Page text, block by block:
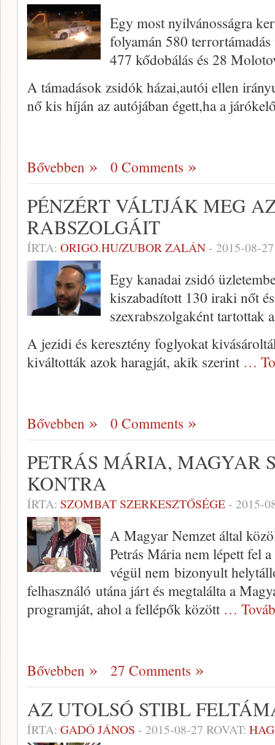
Egy most nyilvánosságra
folyamán 580
477 kődobálás és 28
A támadások zsidók házai,autói ellen
nő kis híján az autójában égett,ha a
Bővebben 0 Comments
PÉNZÉRT VÁLTJÁK MEG
RABSZOLGÁIT
ÍRTA: ORIGO.HU/ZUBOR ZALÁN- 2015-08-27
Egy kanadai zsidó
kiszabadított 130 iraki nőt
szexrabszolgaként tartottak
A jezidi és keresztény foglyokat
kiváltották azok haragját, akik szerint …
Bővebben 0 Comments
PETRÁS MÁRIA, MAGYAR
KONTRA
ÍRTA: SZOMBAT SZERKESZTŐSÉGE- 2015-
A Magyar Nemzet által
Petrás Mária nem lépett fel
végül nem bizonyult
felhasználó utána járt és megtalálta a
programját, ahol a fellépők között …
Bővebben 27 Comments
AZ UTOLSÓ STIBL
ÍRTA: GADÓ JÁNOS - 2015-08-27 ROVAT: